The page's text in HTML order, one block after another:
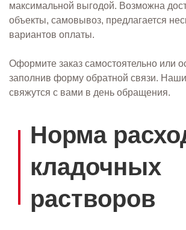
максимальной выгодой. Возможна
объекты, самовывоз, предлагается
вариантов оплаты.
Оформите заказ самостоятельно или
заполнив форму обратной связи.
свяжутся с вами в день обращения.
Норма
кладочных
растворов